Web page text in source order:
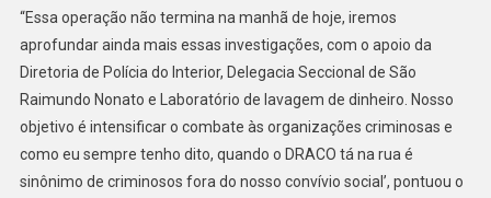
“Essa operação não termina na manhã de hoje, iremos
aprofundar ainda mais essas investigações, com o apoio da
Diretoria de Polícia do Interior, Delegacia Seccional de São
Raimundo Nonato e Laboratório de lavagem de dinheiro. Nosso
objetivo é intensificar o combate às organizações criminosas e
como eu sempre tenho dito, quando o DRACO tá na rua é
sinônimo de criminosos fora do nosso convívio social’, pontuou o